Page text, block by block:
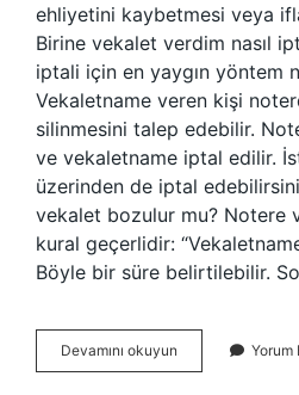
ehliyetini kaybetmesi veya
Birine vekalet verdim nasıl
iptali için en yaygın yöntem
Vekaletname veren kişi
silinmesini talep edebilir.
ve vekaletname iptal edilir.
üzerinden de iptal
vekalet bozulur mu? Notere
kural geçerlidir:
Böyle bir süre belirtilebilir.
Devamını okuyun
Vekalet
Yorum